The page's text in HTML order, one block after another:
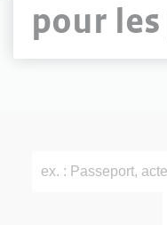
pour